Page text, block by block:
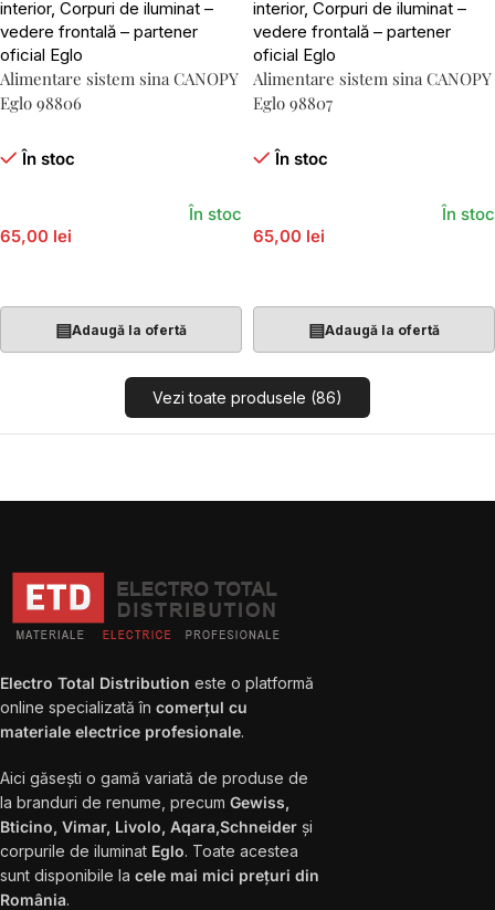
Alimentare sistem sina CANOPY
Eglo 98806
În stoc
65,00 lei
În stoc
▤Adaugă la ofertă
Alimentare sistem sina CANOPY
Eglo 98807
În stoc
65,00 lei
În stoc
▤Adaugă la ofertă
Vezi toate produsele (86)
Electro Total Distribution este o platformă
online specializată în comerțul cu
materiale electrice profesionale.
Aici găsești o gamă variată de produse de
la branduri de renume, precum Gewiss,
Bticino, Vimar, Livolo, Aqara,Schneider și
corpurile de iluminat Eglo. Toate acestea
sunt disponibile la cele mai mici prețuri din
România.